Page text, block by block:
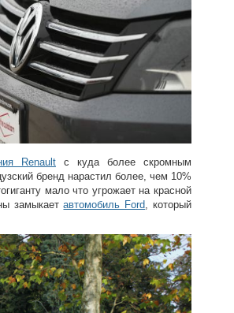
Renault с куда более скромным
бренд нарастил более, чем 10%
мало что угрожает на красной
замыкаетавтомобиль Ford, который